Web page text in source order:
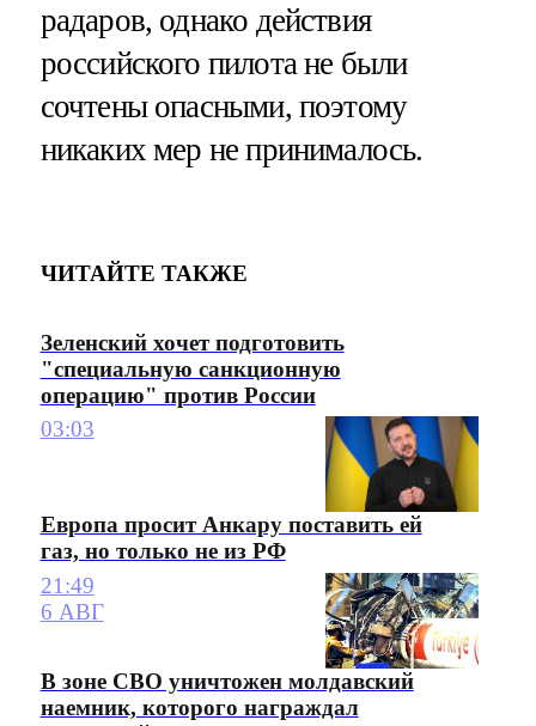
радаров, однако действия
российского пилота не были
сочтены опасными, поэтому
никаких мер не принималось.
ЧИТАЙТЕ ТАКЖЕ
Зеленский хочет подготовить
"специальную санкционную
операцию" против России
03:03
Европа просит Анкару поставить ей
газ, но только не из РФ
21:49
6 АВГ
В зоне СВО уничтожен молдавский
наемник, которого награждал